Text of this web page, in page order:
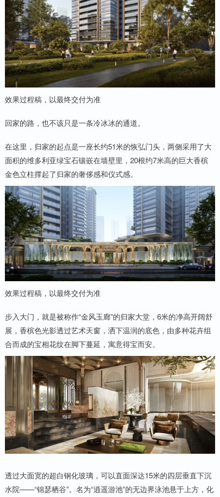
效果过程稿，以最终交付为准
回家的路，也不该只是一条冷冰冰的通道。
在这里，归家的起点是一座长约51米的恢弘门头，两侧采用了大
面积的维多利亚绿宝石镶嵌在墙壁里，20根约7米高的巨大香槟
金色立柱撑起了归家的奢侈感和仪式感。
效果过程稿，以最终交付为准
步入大门，就是被称作“金风玉廊”的归家大堂，6米的净高开阔舒
展，香槟色光影透过艺术天窗，洒下温润的底色，由多种花卉组
合而成的宝相花纹在脚下蔓延，寓意得宝而安。
透过大面宽的超白钢化玻璃，可以直面深达15米的四层垂直下沉
水院——“锦瑟栖谷”。名为“逍遥游池”的无边界泳池悬于上方，化